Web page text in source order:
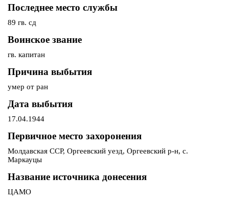
Последнее место службы
89 гв. сд
Воинское звание
гв. капитан
Причина выбытия
умер от ран
Дата выбытия
17.04.1944
Первичное место захоронения
Молдавская ССР, Оргеевский уезд, Оргеевский р-н, с.
Маркауцы
Название источника донесения
ЦАМО